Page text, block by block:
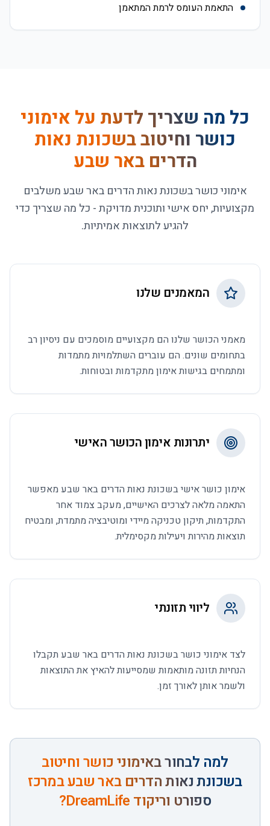
התאמת העומס לרמת המתאמן
כל מה שצריך לדעת על אימוני
כושר וחיטוב בשכונת נאות
הדרים באר שבע
אימוני כושר בשכונת נאות הדרים באר שבע משלבים
מקצועיות, יחס אישי ותוכנית מדויקת - כל מה שצריך כדי
להגיע לתוצאות אמיתיות.
המאמנים שלנו
מאמני הכושר שלנו הם מקצועיים מוסמכים עם ניסיון רב
בתחומים שונים. הם עוברים השתלמויות מתמדות
ומתמחים בגישות אימון מתקדמות ובטוחות.
יתרונות אימון הכושר האישי
אימון כושר אישי בשכונת נאות הדרים באר שבע מאפשר
התאמה מלאה לצרכים האישיים, מעקב צמוד אחר
התקדמות, תיקון טכניקה מיידי ומוטיבציה מתמדת, ומבטיח
תוצאות מהירות ויעילות מקסימלית.
ליווי תזונתי
לצד אימוני כושר בשכונת נאות הדרים באר שבע תקבלו
הנחיות תזונה מותאמות שמסייעות להאיץ את התוצאות
ולשמר אותן לאורך זמן.
למה לבחור באימוני כושר וחיטוב
בשכונת נאות הדרים באר שבעבמרכז
ספורט וריקוד DreamLife?